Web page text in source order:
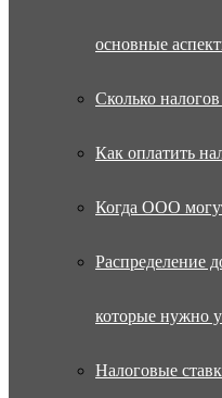
основные
Сколько
Как оплатить
Когда ООО
Распределение
которые нужно
Налоговые